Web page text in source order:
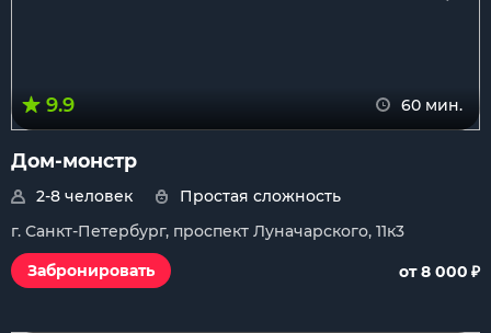
9.9 60 мин.
Дом-монстр
2-8 человек
Простая сложность
г. Санкт-Петербург, проспект Луначарского, 11к3
Забронировать
от 8 000 ₽